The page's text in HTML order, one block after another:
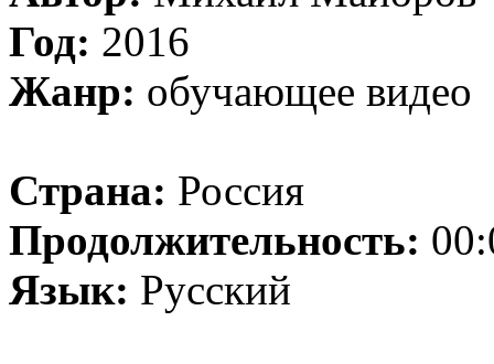
Год: 2016
Жанр: обучающее видео
Страна: Россия
Продолжительность:
Язык: Русский